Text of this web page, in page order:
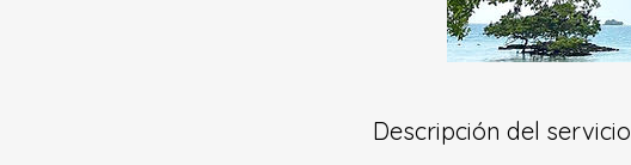
Descripción del servicio